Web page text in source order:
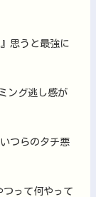
思うと最強に
ング逃し感が
つらのタチ悪
つって何やって